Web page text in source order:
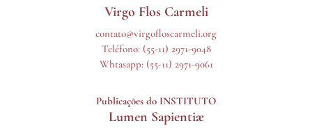
Virgo Flos Carmeli
contato@virgofloscarmeli.org
Teléfono: (55-11) 2971-9048
Whtasapp: (55-11) 2971-9061
Publicações do INSTITUTO
Lumen Sapientiæ